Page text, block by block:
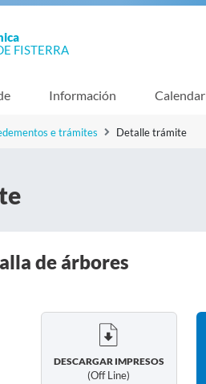
FISTERRA
Información
e trámites Detalle trámite
de árbores
DESCARGAR IMPRESOS
(off Line)